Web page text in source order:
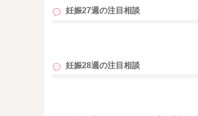
できるということからだと思います。
談をされて受けるのか決めていただく
②について
妊娠27週の注目相談
妊娠28週の注目相談